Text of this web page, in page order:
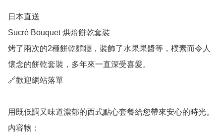
日本直送
Sucré Bouquet 烘焙餅乾套裝
烤了兩次的2種餅乾麵糰，裝飾了水果果醬等，樸素而令人
懷念的餅乾套裝，多年來一直深受喜愛。
🔗歡迎網站落單
用既低調又味道濃郁的西式點心套餐給您帶來安心的時光。
內容物：